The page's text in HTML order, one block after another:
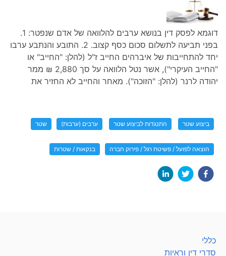
דוגמא לפסק דין בנושא ערבים להלוואה של אדם שנפטר: 1.
בפני תביעה לתשלום סכום כסף קצוב. 2. התובע והנתבע ערבו
יחד להתחייבות של איברהים החייב ז"ל (להלן: "החייב" או
"החייב העיקרי"), אשר נטל הלוואה על סך 2,880 ₪ ממר
יהודה לרנר (להלן: "הזוכה"). מאחר והחייב לא החזיר את
ביצוע שטר התנגדות לביצוע שטר ערבים (ערבות) שטר
הוצאה לפועל / פשיטת רגל / פירוק חברה בנקאות / שטרות
כללי
סדרי דין וראיות